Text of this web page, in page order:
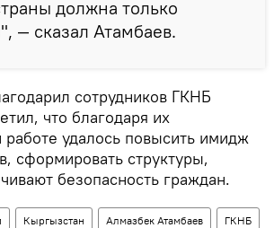
должна только
— сказал Атамбаев.
сотрудников ГКНБ
что благодаря их
работе удалось повысить имидж
сформировать структуры,
безопасность граждан.
Кыргызстан Алмазбек Атамбаев ГКНБ